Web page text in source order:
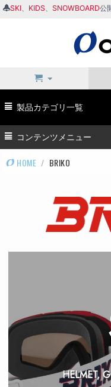
SKI KIDS SNOWBOARD公
製品カテゴリ一覧
コンテンツメニュー
HOME / BRIKO
HELMET,